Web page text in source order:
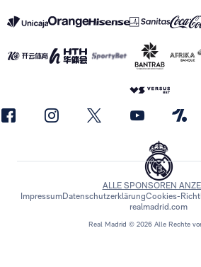
Real Madrid © 2026 Alle Rechte
ALLE SPONSOREN
ImpressumDatenschutzerklärungCookies-
realmadrid.com